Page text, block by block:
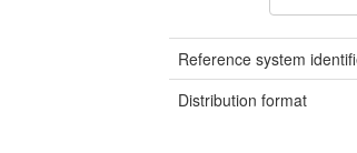
Reference system
Distribution format